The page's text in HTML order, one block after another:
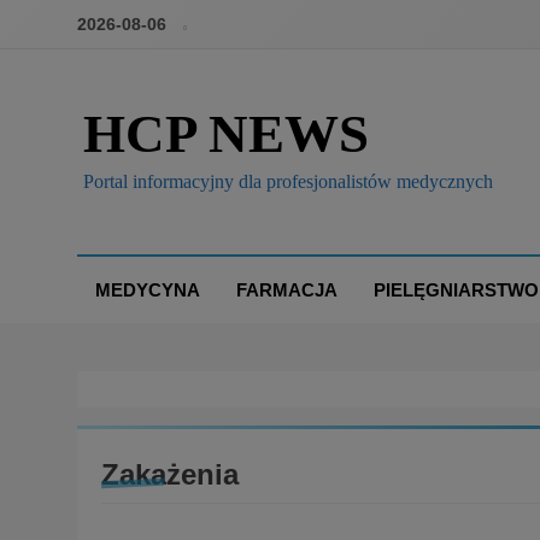
2026-08-06
HCP NEWS
Portal informacyjny dla profesjonalistów medycznych
MEDYCYNA FARMACJA PIELĘGNIARSTWO
Zakażenia